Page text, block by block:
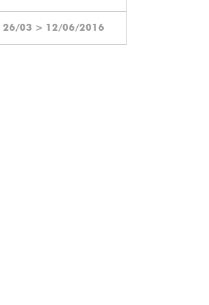
26/03 > 12/06/2016